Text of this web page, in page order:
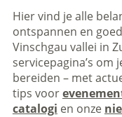
Hier vind je alle
ontspannen en
Vinschgau vallei in
servicepagina’s om
bereiden – met
tips voor
catalogi en onze